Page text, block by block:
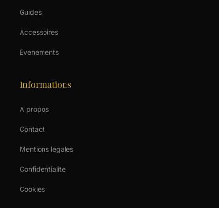
Guides
Accessoires
Evenements
Informations
A propos
Contact
Mentions legales
Confidentialite
Cookies